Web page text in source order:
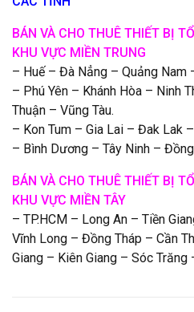
BÁN VÀ CHO THUÊ THIẾT BỊ
KHU VỰC MIỀN TRUNG
– Huế – Đà Nẳng – Quảng Nam
– Phú Yên – Khánh Hòa – Ninh
Thuận – Vũng Tàu.
– Kon Tum – Gia Lai – Đak Lak
– Bình Dương – Tây Ninh –
BÁN VÀ CHO THUÊ THIẾT BỊ
KHU VỰC MIỀN TÂY
– TP.HCM – Long An – Tiền
Vĩnh Long – Đồng Tháp – Cần
Giang – Kiên Giang – Sóc